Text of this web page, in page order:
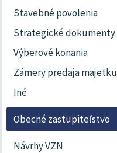
Stavebné povolenia
Strategické dokumenty
Výberové konania
Zámery predaja majetku
Iné
Obecné zastupiteľstvo
Návrhy VZN